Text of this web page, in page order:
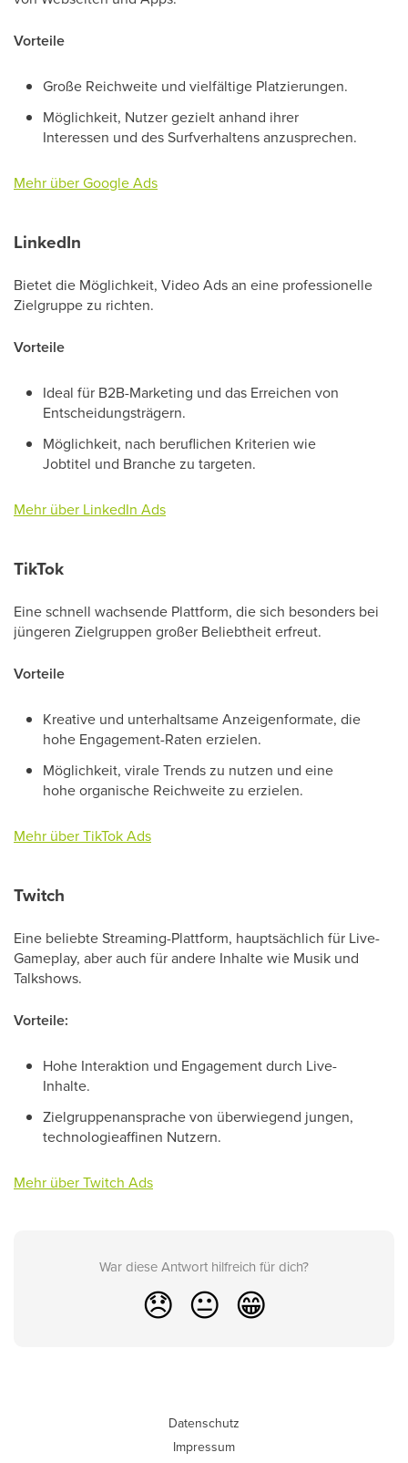
Vorteile
Große Reichweite und vielfältige Platzierungen.
Möglichkeit, Nutzer gezielt anhand ihrer
Interessen und des Surfverhaltens anzusprechen.
Mehr über Google Ads
LinkedIn
Bietet die Möglichkeit, Video Ads an eine professionelle
Zielgruppe zu richten.
Vorteile
Ideal für B2B-Marketing und das Erreichen von
Entscheidungsträgern.
Möglichkeit, nach beruflichen Kriterien wie
Jobtitel und Branche zu targeten.
Mehr über LinkedIn Ads
TikTok
Eine schnell wachsende Plattform, die sich besonders bei
jüngeren Zielgruppen großer Beliebtheit erfreut.
Vorteile
Kreative und unterhaltsame Anzeigenformate, die
hohe Engagement-Raten erzielen.
Möglichkeit, virale Trends zu nutzen und eine
hohe organische Reichweite zu erzielen.
Mehr über TikTok Ads
Twitch
Eine beliebte Streaming-Plattform, hauptsächlich für Live-
Gameplay, aber auch für andere Inhalte wie Musik und
Talkshows.
Vorteile:
Hohe Interaktion und Engagement durch Live-
Inhalte.
Zielgruppenansprache von überwiegend jungen,
technologieaffinen Nutzern.
Mehr über Twitch Ads
War diese Antwort hilfreich für dich?
😞 😐 😁
Datenschutz
Impressum